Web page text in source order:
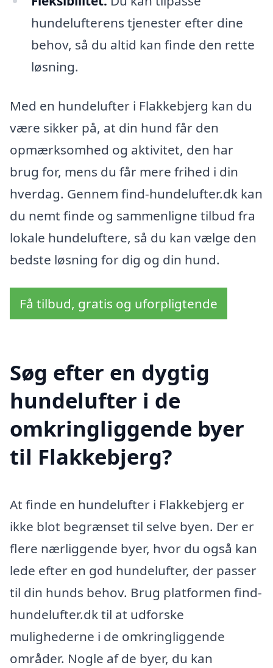
hundelufterens tjenester efter dine
behov, så du altid kan finde den rette
løsning.
Med en hundelufter i Flakkebjerg kan du
være sikker på, at din hund får den
opmærksomhed og aktivitet, den har
brug for, mens du får mere frihed i din
hverdag. Gennem find-hundelufter.dk kan
du nemt finde og sammenligne tilbud fra
lokale hundeluftere, så du kan vælge den
bedste løsning for dig og din hund.
Få tilbud, gratis og uforpligtende
Søg efter en dygtig
hundelufter i de
omkringliggende byer
til Flakkebjerg?
At finde en hundelufter i Flakkebjerg er
ikke blot begrænset til selve byen. Der er
flere nærliggende byer, hvor du også kan
lede efter en god hundelufter, der passer
til din hunds behov. Brug platformen find-
hundelufter.dk til at udforske
mulighederne i de omkringliggende
områder. Nogle af de byer, du kan